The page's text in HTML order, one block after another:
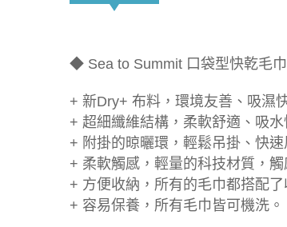
◆ Sea to Summit 口袋型快乾毛
+ 新Dry+ 布料，環境友善、吸濕
+ 超細纖維結構，柔軟舒適、吸水
+ 附掛的晾曬環，輕鬆吊掛、快速
+ 柔軟觸感，輕量的科技材質，觸
+ 方便收納，所有的毛巾都搭配
+ 容易保養，所有毛巾皆可機洗。